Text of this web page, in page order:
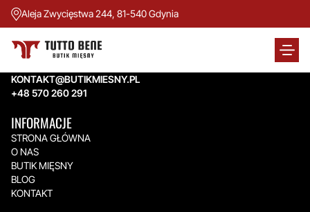
Aleja Zwycięstwa 244, 81-540 Gdynia
TUTTO BENE BUTIK MIĘSNY
Aleja Zwycięstwa 244,
KONTAKT@BUTIKMIESNY.PL
+48 570 260 291
INFORMACJE
STRONA GŁÓWNA
O NAS
BUTIK MIĘSNY
BLOG
KONTAKT